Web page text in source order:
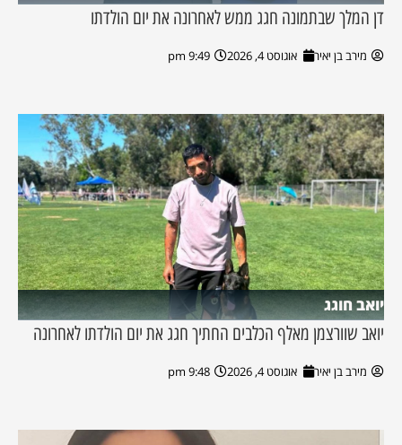
דן המלך שבתמונה חגג ממש לאחרונה את יום הולדתו
מירב בן יאיר אוגוסט 4, 2026 9:49 pm
יואב חוגג
יואב שוורצמן מאלף הכלבים החתיך חגג את יום הולדתו לאחרונה
מירב בן יאיר אוגוסט 4, 2026 9:48 pm